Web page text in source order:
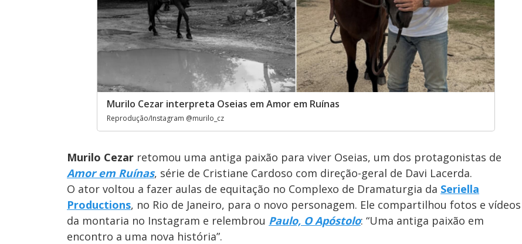
Murilo Cezar interpreta Oseias em Amor em Ruínas
Reprodução/Instagram @murilo_cz
Murilo Cezar retomou uma antiga paixão para viver Oseias, um dos protagonistas de
Amor em Ruínas, série de Cristiane Cardoso com direção-geral de Davi Lacerda.
O ator voltou a fazer aulas de equitação no Complexo de Dramaturgia da Seriella
Productions, no Rio de Janeiro, para o novo personagem. Ele compartilhou fotos e vídeos
da montaria no Instagram e relembrou Paulo, O Apóstolo: “Uma antiga paixão em
encontro a uma nova história”.